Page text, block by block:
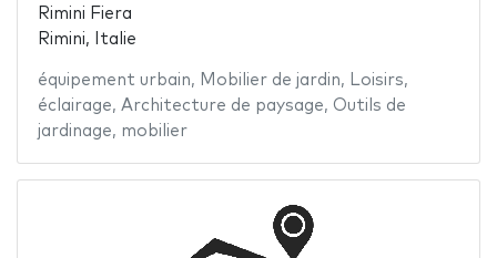
Rimini Fiera
Rimini, Italie
équipement urbain, Mobilier de jardin, Loisirs,
éclairage, Architecture de paysage, Outils de
jardinage, mobilier